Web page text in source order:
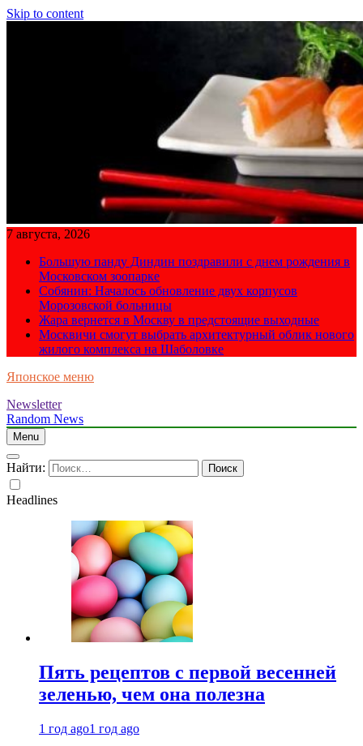
Skip to content
7 августа, 2026
Большую панду Диндин поздравили с днем рождения в
Московском зоопарке
Собянин: Началось обновление двух корпусов
Морозовской больницы
Жара вернется в Москву в предстоящие выходные
Москвичи смогут выбрать архитектурный облик нового
жилого комплекса на Шаболовке
Японское меню
Newsletter
Random News
Menu
Найти:
Headlines
Пять рецептов с первой весенней
зеленью, чем она полезна
1 год ago1 год ago